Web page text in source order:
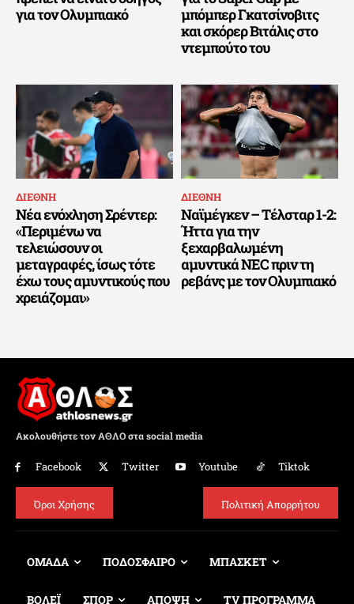
για τον Ολυμπιακό
μπόμπερ Γκατσίνοβιτς
και σκόρερ Βιτάλις στο
ντεμπούτο του
ΔΙΕΘΝΗ
Νέα ενόχληση Σρέντερ:
«Περιμένω να
τελειώσουν οι
μεταγραφές, ίσως τότε
έχω τους αμυντικούς που
χρειάζομαι»
ΔΙΕΘΝΗ
Ναϊμέγκεν – Τέλσταρ 1-2:
Ήττα για την
ξεχαρβαλωμένη
αμυντικά NEC πριν τη
ρεβάνς με τον Ολυμπιακό
Ακολουθήστε τον ΑΘΛΟ στα social media
Facebook Twitter Youtube Tiktok
Όροι Χρήσης Πολιτική Απορρήτου
ΟΜΑΔΑ ΠΟΔΟΣΦΑΙΡΟ ΜΠΑΣΚΕΤ
ΒΟΛΕΪ ΣΠΟΡ ΑΠΟΨΗ TV ΠΡΟΓΡΑΜΜΑ